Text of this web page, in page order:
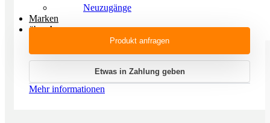
Neuzugänge
Marken
über Aura
Produkt anfragen
Etwas in Zahlung geben
Mehr informationen